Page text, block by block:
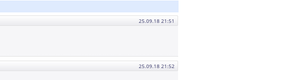
25.09.18 21:51
25.09.18 21:52